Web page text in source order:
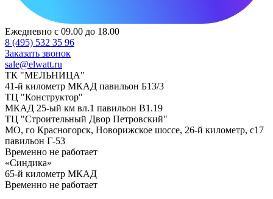
Ежедневно с 09.00 до 18.00
8 (495) 532 35 96
Заказать звонок
sale@elwatt.ru
ТК "МЕЛЬНИЦА"
41-й километр МКАД павильон Б13/3
ТЦ "Конструктор"
МКАД 25-ый км вл.1 павильон В1.19
ТЦ "Строительный Двор Петровский"
МО, го Красногорск, Новорижское шоссе, 26-й километр, с17
павильон Г-53
Временно не работает
«Синдика»
65-й километр МКАД
Временно не работает